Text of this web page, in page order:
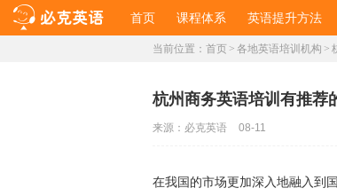
首页 课程体系 英语提升方法
当前位置： 首页 > 各地英语培训机构 >
杭州商务英语培训有推荐
来源： 必克英语 08-11
在我国的市场更加深入地融入到